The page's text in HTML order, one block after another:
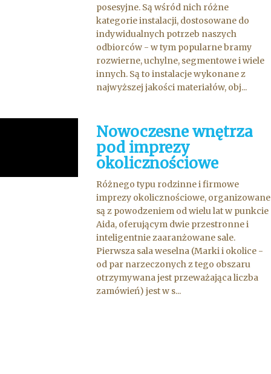
posesyjne. Są wśród nich różne
kategorie instalacji, dostosowane do
indywidualnych potrzeb naszych
odbiorców - w tym popularne bramy
rozwierne, uchylne, segmentowe i wiele
innych. Są to instalacje wykonane z
najwyższej jakości materiałów, obj...
Nowoczesne wnętrza
pod imprezy
okolicznościowe
Różnego typu rodzinne i firmowe
imprezy okolicznościowe, organizowane
są z powodzeniem od wielu lat w punkcie
Aida, oferującym dwie przestronne i
inteligentnie zaaranżowane sale.
Pierwsza sala weselna (Marki i okolice -
od par narzeczonych z tego obszaru
otrzymywana jest przeważająca liczba
zamówień) jest w s...